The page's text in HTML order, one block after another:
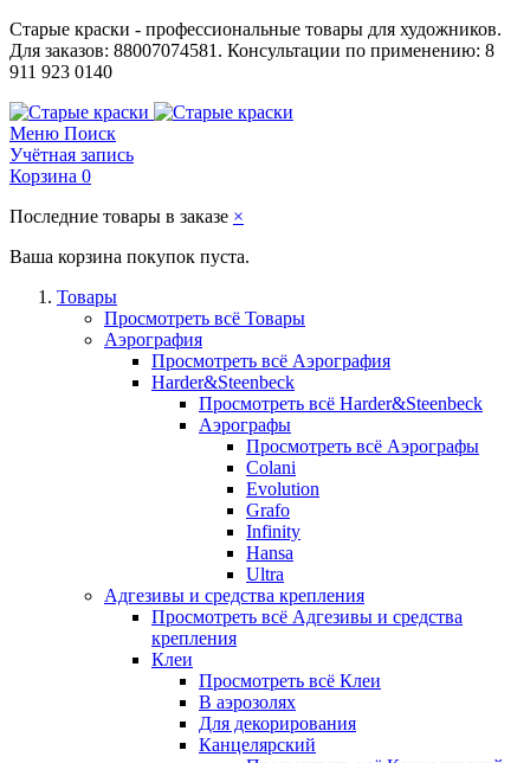
Старые краски - профессиональные товары для художников.
Для заказов: 88007074581. Консультации по применению: 8
911 923 0140
Меню Поиск
Учётная запись
Корзина 0
Последние товары в заказе ×
Ваша корзина покупок пуста.
Товары
Просмотреть всё Товары
Аэрография
Просмотреть всё Аэрография
Harder&Steenbeck
Просмотреть всё Harder&Steenbeck
Аэрографы
Просмотреть всё Аэрографы
Colani
Evolution
Grafo
Infinity
Hansa
Ultra
Адгезивы и средства крепления
Просмотреть всё Адгезивы и средства
крепления
Клеи
Просмотреть всё Клеи
В аэрозолях
Для декорирования
Канцелярский